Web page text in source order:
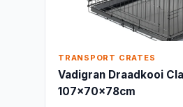
TRANSPORT CRATES
Vadigran Draadkooi
107x70x78cm